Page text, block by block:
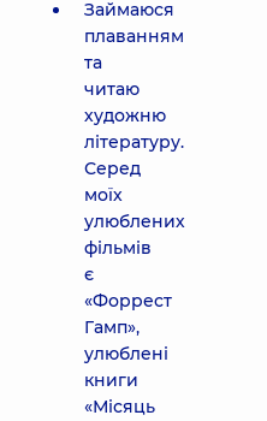
Займаюся
плаванням
та
читаю
художню
літературу.
Серед
моїх
улюблених
фільмів
є
«Форрест
Гамп»,
улюблені
книги
«Місяць